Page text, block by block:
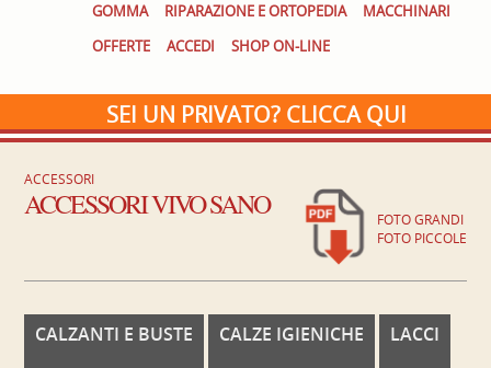
GOMMA
RIPARAZIONE E ORTOPEDIA
MACCHINARI
OFFERTE
ACCEDI SHOP ON-LINE
SEI UN PRIVATO? CLICCA QUI
ACCESSORI
ACCESSORI VIVO SANO
FOTO GRANDI
FOTO PICCOLE
CALZANTI E BUSTE CALZE IGIENICHE LACCI